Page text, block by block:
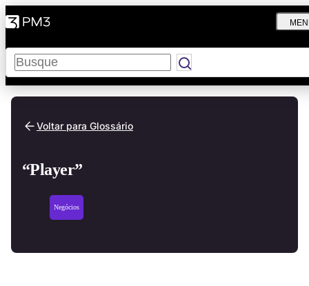
Pesquisar
Voltar para Glossário
“Player”
Negócios